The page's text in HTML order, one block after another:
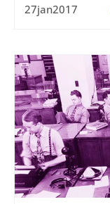
27jan2017